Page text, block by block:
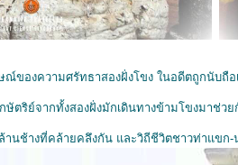
ของความศรัทธาสองฝั่งโขง ในอดีตถูกนับถือ
กษัตริย์จากทั้งสองฝั่งมักเดินทางข้ามโขงมาช่
นช้างที่คล้ายคลึงกัน และวิถีชีวิตชาวท่าแขก